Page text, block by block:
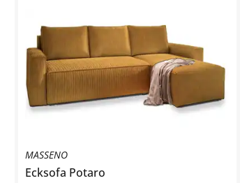
MASSENO
Ecksofa Potaro